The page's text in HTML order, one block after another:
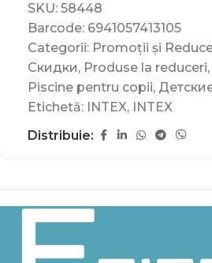
SKU: 58448
Barcode: 6941057413105
Categorii: Promoții și
Скидки, Produse la reduceri,
Piscine pentru copii,
Etichetă:
INTEX,
INTEX
Distribuie: